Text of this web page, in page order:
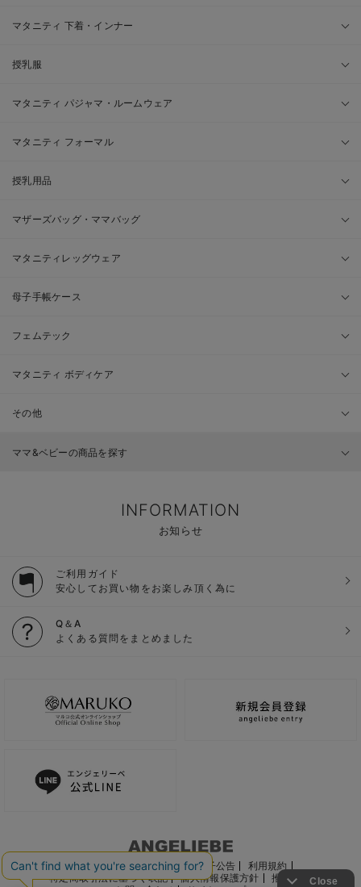
マタニティ 下着・インナー
授乳服
マタニティ パジャマ・ルームウェア
マタニティ フォーマル
授乳用品
マザーズバッグ・ママバッグ
マタニティレッグウェア
母子手帳ケース
フェムテック
マタニティ ボディケア
その他
ママ&ベビーの商品を探す
INFORMATION
お知らせ
ご利用ガイド
安心してお買い物をお楽しみ頂く為に
Q＆A
よくある質問をまとめました
ご利用ガイド 会社概要 電子公告
利用規約
特定商取引法に基づく表記
個人情報保護方針
推奨環境